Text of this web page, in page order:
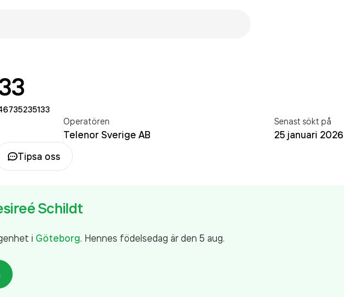
Operatören
Telenor Sverige AB
Senast sökt på
25 januari 2026
Tipsa oss
Schildt
i Göteborg. Hennes födelsedag är den 5 aug.